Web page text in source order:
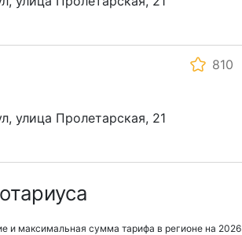
810
улица Пролетарская, 21
и максимальная сумма тарифа в регионе на 2026